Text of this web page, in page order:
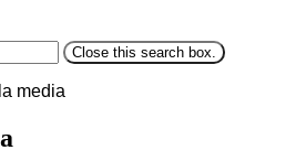
Close this search box.
media